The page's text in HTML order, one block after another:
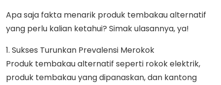
Apa saja fakta menarik produk tembakau alternatif
yang perlu kalian ketahui? Simak ulasannya, ya!
1. Sukses Turunkan Prevalensi Merokok
Produk tembakau alternatif seperti rokok elektrik,
produk tembakau yang dipanaskan, dan kantong